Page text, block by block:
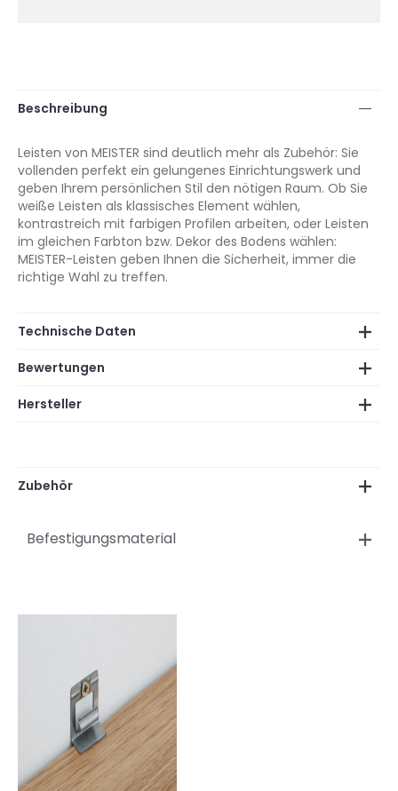
Beschreibung
Leisten von MEISTER sind deutlich mehr als Zubehör: Sie
vollenden perfekt ein gelungenes Einrichtungswerk und
geben Ihrem persönlichen Stil den nötigen Raum. Ob Sie
weiße Leisten als klassisches Element wählen,
kontrastreich mit farbigen Profilen arbeiten, oder Leisten
im gleichen Farbton bzw. Dekor des Bodens wählen:
MEISTER-Leisten geben Ihnen die Sicherheit, immer die
richtige Wahl zu treffen.
Technische Daten
Bewertungen
Hersteller
Zubehör
Befestigungsmaterial